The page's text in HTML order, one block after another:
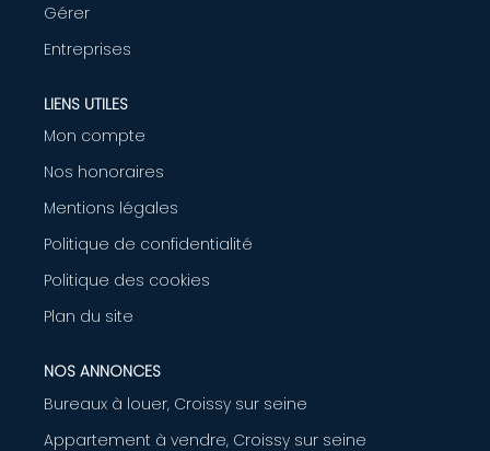
Gérer
Entreprises
LIENS UTILES
Mon compte
Nos honoraires
Mentions légales
Politique de confidentialité
Politique des cookies
Plan du site
NOS ANNONCES
Bureaux à louer, Croissy sur seine
Appartement à vendre, Croissy sur seine